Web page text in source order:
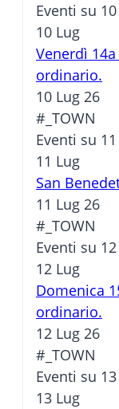
Eventi su
10 Lug
Venerdì
ordinario.
10 Lug 26
#_TOWN
Eventi su
11 Lug
San
11 Lug 26
#_TOWN
Eventi su
12 Lug
Domenica
ordinario.
12 Lug 26
#_TOWN
Eventi su
13 Lug